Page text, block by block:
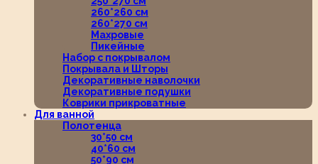
260*260 см
260*270 см
Махровые
Пикейные
Набор с покрывалом
Покрывала и Шторы
Декоративные наволочки
Декоративные подушки
Коврики прикроватные
Для ванной
Полотенца
30*50 см
40*60 см
50*90 см